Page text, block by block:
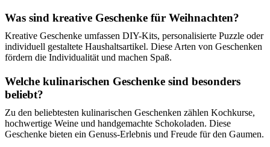
Was sind kreative Geschenke für Weihnachten?
Kreative Geschenke umfassen DIY-Kits, personalisierte Puzzle oder
individuell gestaltete Haushaltsartikel. Diese Arten von Geschenken
fördern die Individualität und machen Spaß.
Welche kulinarischen Geschenke sind besonders
beliebt?
Zu den beliebtesten kulinarischen Geschenken zählen Kochkurse,
hochwertige Weine und handgemachte Schokoladen. Diese
Geschenke bieten ein Genuss-Erlebnis und Freude für den Gaumen.